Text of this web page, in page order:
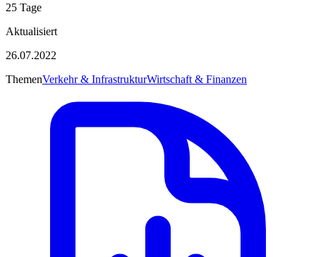
25 Tage
Aktualisiert
26.07.2022
ThemenVerkehr & InfrastrukturWirtschaft & Finanzen